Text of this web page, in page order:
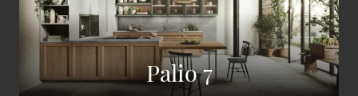
Palio 7